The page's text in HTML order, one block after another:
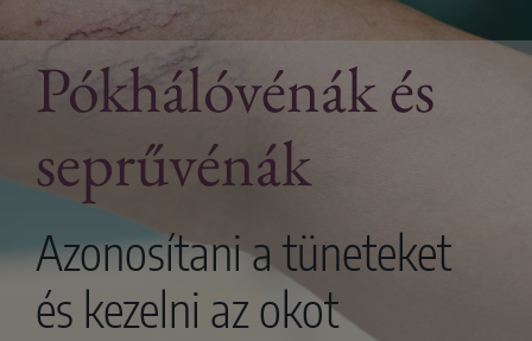
Pókhálóvénák és
seprűvénák
Azonosítani a tüneteket
és kezelni az okot